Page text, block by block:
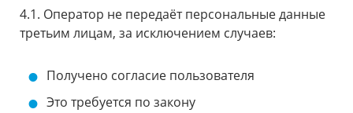
4.1. Оператор не передаёт персональные данные
третьим лицам, за исключением случаев:
Получено согласие пользователя
Это требуется по закону